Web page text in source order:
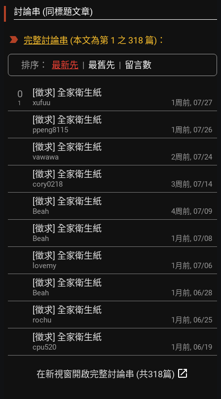
討論串 (同標題文章)
完整討論串 (本文為第 1 之 318 篇)：
排序： 最新先 | 最舊先 | 留言數
0
1
[徵求] 全家衛生紙
xufuu 1周前, 07/27
[徵求] 全家衛生紙
ppeng8115 1周前, 07/26
[徵求] 全家衛生紙
vawawa 2周前, 07/24
[徵求] 全家衛生紙
cory0218 3周前, 07/14
[徵求] 全家衛生紙
Beah 4周前, 07/09
[徵求] 全家衛生紙
Beah 1月前, 07/08
[徵求] 全家衛生紙
lovemy 1月前, 07/06
[徵求] 全家衛生紙
Beah 1月前, 06/28
[徵求] 全家衛生紙
rochu 1月前, 06/25
[徵求] 全家衛生紙
cpu520 1月前, 06/19
在新視窗開啟完整討論串 (共318篇) open_in_new